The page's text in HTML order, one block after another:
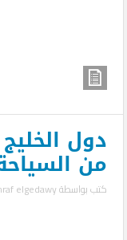
من السياحة
كتب بواسطةelgedawy